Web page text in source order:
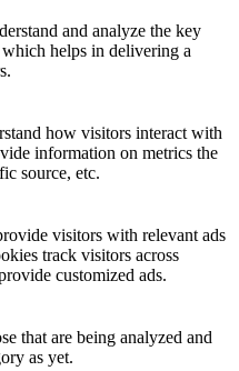
and analyze the key
helps in delivering a
how visitors interact with
information on metrics the
source, etc.
visitors with relevant ads
track visitors across
customized ads.
that are being analyzed and
as yet.